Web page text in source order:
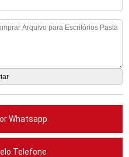
Whatsapp
Telefone